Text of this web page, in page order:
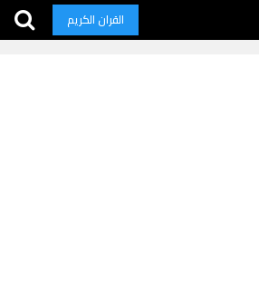
القران الكريم